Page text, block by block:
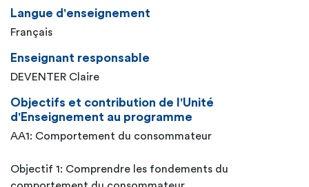
Langue d'enseignement
Français
Enseignant responsable
DEVENTER Claire
Objectifs et contribution de l'Unité
d'Enseignement au programme
AA1: Comportement du consommateur
Objectif 1: Comprendre les fondements du